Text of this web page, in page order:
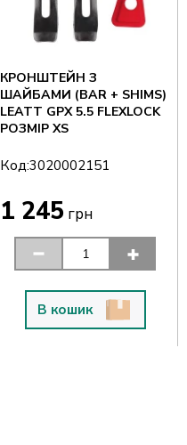
КРОНШТЕЙН З
ШАЙБАМИ (BAR + SHIMS)
LEATT GPX 5.5 FLEXLOCK
РОЗМІР XS
Код:3020002151
1 245 грн
В кошик